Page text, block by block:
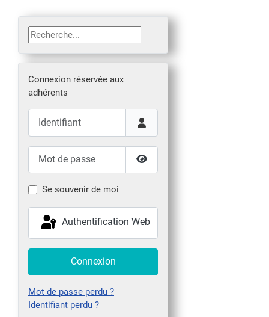
Rechercher
Connexion réservée aux
adhérents
Afficher le mot de passe
Se souvenir de moi
Authentification Web
Connexion
Mot de passe perdu ?
Identifiant perdu ?